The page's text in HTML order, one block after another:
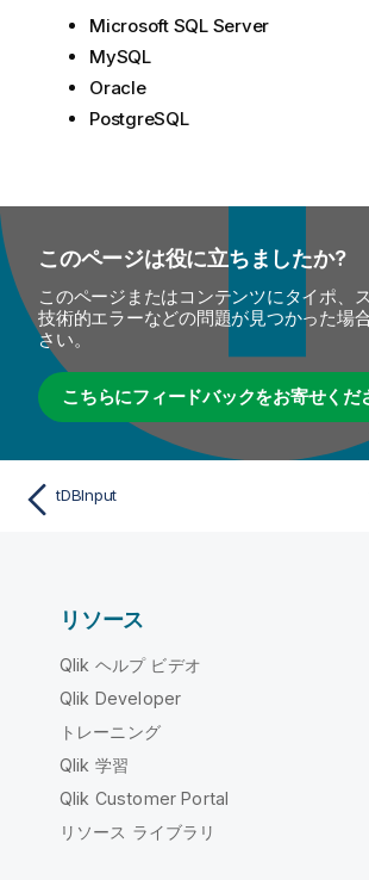
Microsoft SQL Server
MySQL
Oracle
PostgreSQL
このページは役に立ちましたか?
このページまたはコンテンツにタイポ、
技術的エラーなどの問題が見つかった場
さい。
こちらにフィードバックをお寄せくだ
tDBInput
リソース
Qlik ヘルプ ビデオ
Qlik Developer
トレーニング
Qlik 学習
Qlik Customer Portal
リソース ライブラリ